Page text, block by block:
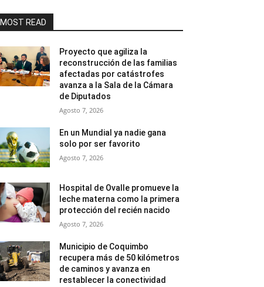
MOST READ
Proyecto que agiliza la
reconstrucción de las familias
afectadas por catástrofes
avanza a la Sala de la Cámara
de Diputados
Agosto 7, 2026
En un Mundial ya nadie gana
solo por ser favorito
Agosto 7, 2026
Hospital de Ovalle promueve la
leche materna como la primera
protección del recién nacido
Agosto 7, 2026
Municipio de Coquimbo
recupera más de 50 kilómetros
de caminos y avanza en
restablecer la conectividad